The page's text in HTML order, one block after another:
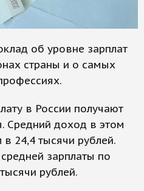
об уровне зарплат
страны и о самых
в России получают
Средний доход в этом
в 24,4 тысячи рублей.
зарплаты по
рублей.